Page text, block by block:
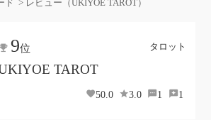
ド レビュー（UKIYOE TAROT）
タロット
9位
TAROT
50.0 3.0 1 1